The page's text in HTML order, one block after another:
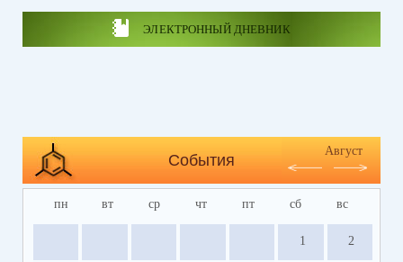
ЭЛЕКТРОННЫЙ ДНЕВНИК
События
Август
пн вт ср чт пт сб вс
1 2